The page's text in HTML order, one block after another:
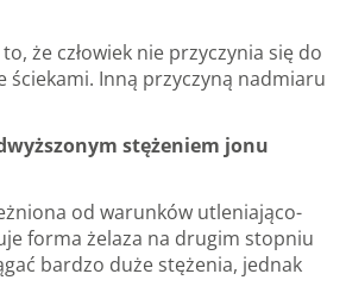
że człowiek nie przyczynia się do
ściekami. Inną przyczyną nadmiaru
stężeniem jonu
od warunków utleniająco-
forma żelaza na drugim stopniu
bardzo duże stężenia, jednak